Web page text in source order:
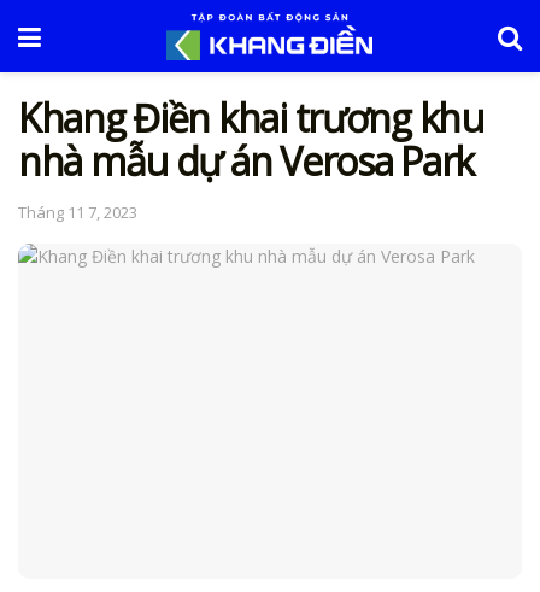
Khang Điền khai trương khu
nhà mẫu dự án Verosa Park
Tháng 11 7, 2023